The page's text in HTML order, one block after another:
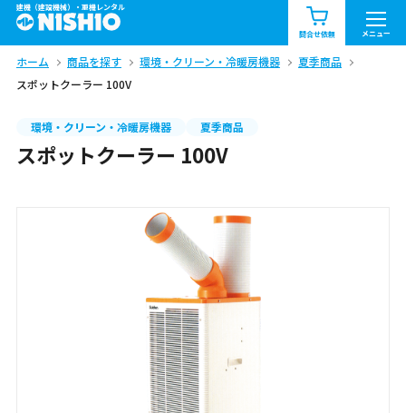
建機（建設機械）・重機レンタル
問合せ依頼 メニュー
商品一覧 お知らせ一覧
問合せ依頼リスト お問合せ
北海道 東北
九州・沖縄（外部）
ホーム 商品を探す 環境・クリーン・冷暖房機器
夏季商品
スポットクーラー 100V
環境・クリーン・冷暖房機器 夏季商品
スポットクーラー 100V